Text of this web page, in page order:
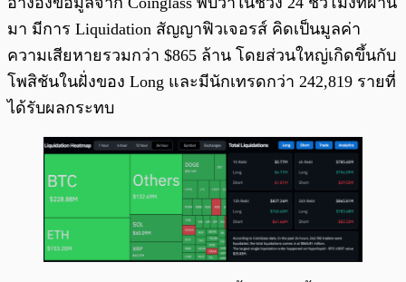
มา มีการ Liquidation สัญญาฟิวเจอรส์ คิดเป็นมูลค่า
ความเสียหายรวมกว่า $865 ล้าน โดยส่วนใหญ่เกิดขึ้นกับ
โพสิชันในฝั่งของ Long และมีนักเทรดกว่า 242,819 รายที่
ได้รับผลกระทบ